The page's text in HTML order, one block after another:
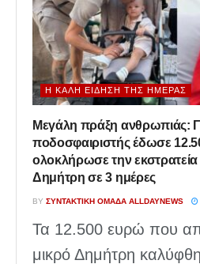
Η ΚΑΛΉ ΕΊΔΗΣΗ ΤΗΣ ΗΜΈΡΑΣ
Μεγάλη πράξη ανθρωπιάς:
ποδοσφαιριστής έδωσε
ολοκλήρωσε την εκστρατεία
Δημήτρη σε 3 ημέρες
BY ΣΥΝΤΑΚΤΙΚΉ ΟΜΆΔΑ ALLDAYNEWS
Τα 12.500 ευρώ που
μικρό Δημήτρη